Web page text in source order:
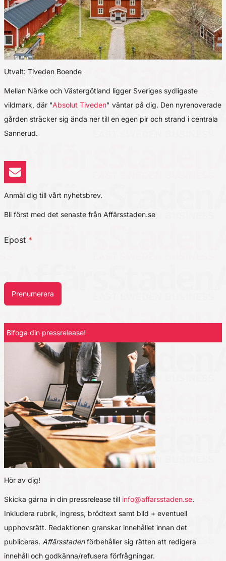
Utvalt: Tiveden Boende
Mellan Närke och Västergötland ligger Sveriges sydligaste
vildmark, där "Absolut Tiveden" väntar på dig. Den nyrenoverade
gården sträcker sig ända ner till en egen pir och strand i centrala
Sannerud.
Anmäl dig till vårt nyhetsbrev.
Bli först med det senaste från Affärsstaden.se
Epost *
Prenumerera
Bifoga din pressrelease!
Hör av dig!
Skicka gärna in din pressrelease till info@affarsstaden.se.
Inkludera rubrik, ingress, brödtext samt bild + eventuell
upphovsrätt. Redaktionen granskar innehållet innan det
publiceras. Affärsstadenförbehåller sig rätten att redigera
innehåll och godkänna/refusera förfrågningar.